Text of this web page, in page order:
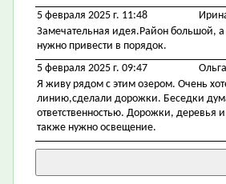
5 февраля 2025 г. 11:48
Замечательная идея.Район большой, а
нужно привести в порядок.
5 февраля 2025 г. 09:47
Ольга
Я живу рядом с этим озером. Очень
линию,сделали дорожки. Беседки
ответственностью. Дорожки, деревья
также нужно освещение.